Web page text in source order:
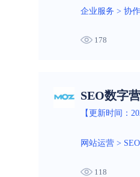
企业服务 > 协
178
SEO数字
【更新时间：
网站运营 >
118